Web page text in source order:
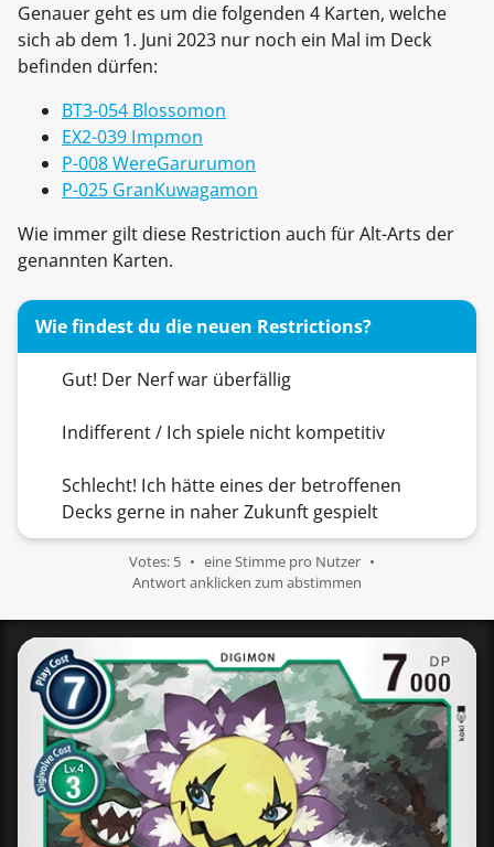
Genauer geht es um die folgenden 4 Karten, welche
sich ab dem 1. Juni 2023 nur noch ein Mal im Deck
befinden dürfen:
BT3-054 Blossomon
EX2-039 Impmon
P-008 WereGarurumon
P-025 GranKuwagamon
Wie immer gilt diese Restriction auch für Alt-Arts der
genannten Karten.
Wie findest du die neuen Restrictions?
Gut! Der Nerf war überfällig
Indifferent / Ich spiele nicht kompetitiv
Schlecht! Ich hätte eines der betroffenen
Decks gerne in naher Zukunft gespielt
Votes: 5
eine Stimme pro Nutzer
Antwort anklicken zum abstimmen